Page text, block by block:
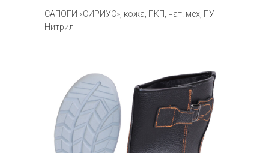
САПОГИ «СИРИУС», кожа, ПКП, нат. мех, ПУ-
Нитрил